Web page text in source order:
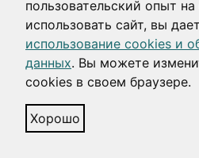
задачника.
Чисто питерский бот
Здравствуйте! Делаем
https://t.me/CultHubbot
пользовательский опыт
использовать сайт, вы
использование cookies и
данных. Вы можете
cookies в своем браузере.
Хорошо